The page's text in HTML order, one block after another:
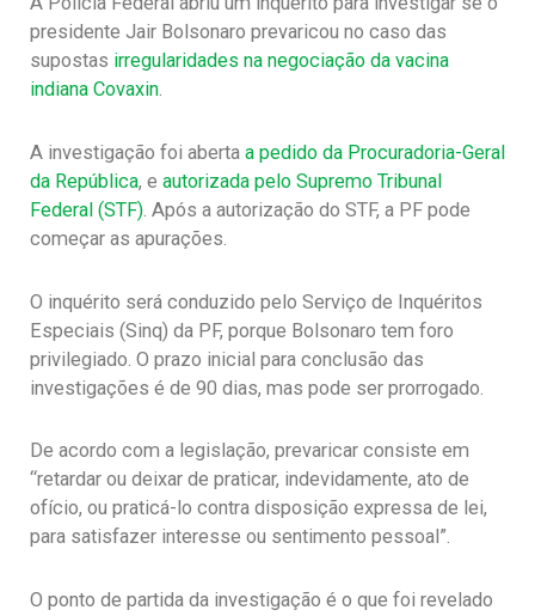
presidente Jair Bolsonaro prevaricou no caso das
supostas irregularidades na negociação da vacina
indiana Covaxin.
A investigação foi aberta a pedido da Procuradoria-Geral
da República, e autorizada pelo Supremo Tribunal
Federal (STF). Após a autorização do STF, a PF pode
começar as apurações.
O inquérito será conduzido pelo Serviço de Inquéritos
Especiais (Sinq) da PF, porque Bolsonaro tem foro
privilegiado. O prazo inicial para conclusão das
investigações é de 90 dias, mas pode ser prorrogado.
De acordo com a legislação, prevaricar consiste em
“retardar ou deixar de praticar, indevidamente, ato de
ofício, ou praticá-lo contra disposição expressa de lei,
para satisfazer interesse ou sentimento pessoal”.
O ponto de partida da investigação é o que foi revelado